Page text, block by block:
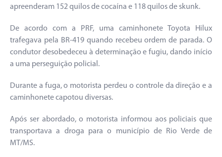
apreenderam 152 quilos de cocaína e 118 quilos de skunk.
De acordo com a PRF, uma caminhonete Toyota Hilux
trafegava pela BR-419 quando recebeu ordem de parada. O
condutor desobedeceu à determinação e fugiu, dando início
a uma perseguição policial.
Durante a fuga, o motorista perdeu o controle da direção e a
caminhonete capotou diversas.
Após ser abordado, o motorista informou aos policiais que
transportava a droga para o município de Rio Verde de
MT/MS.